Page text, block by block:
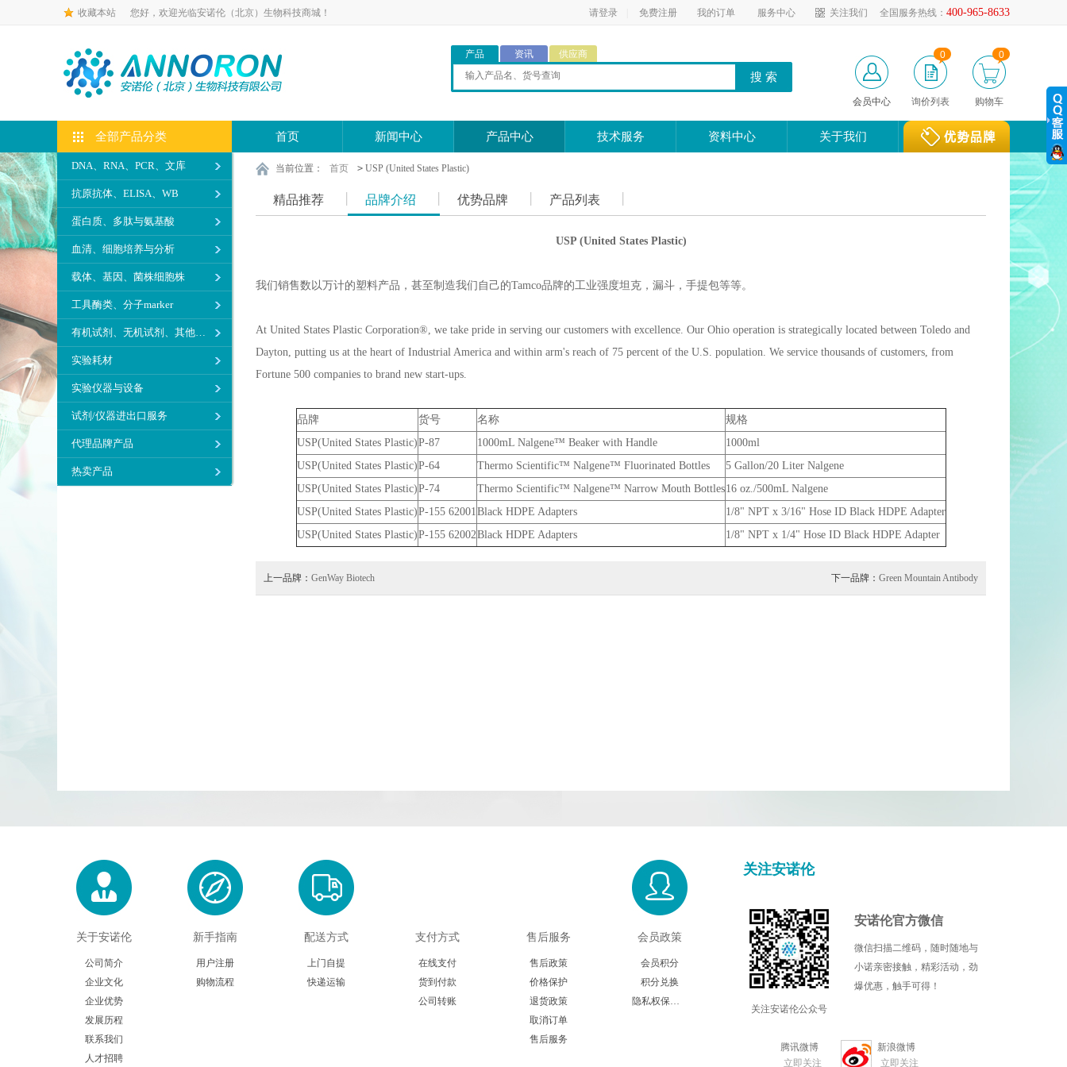
收藏本站 您好，欢迎光临安诺伦（北京）生物科技商城！ 全国服务热线： 400-965-8633
关注我们
服务中心
请登录 免费注册 我的订单
产品 资讯 供应商
会员中心 询价列表
0
购物车
0
全部产品分类
DNA、RNA、PCR、文库
抗原抗体、ELISA、WB
蛋白质、多肽与氨基酸
血清、细胞培养与分析
载体、基因、菌株细胞株
工具酶类、分子marker
有机试剂、无机试剂、其他生化试剂
实验耗材
实验仪器与设备
试剂/仪器进出口服务
代理品牌产品
热卖产品
首页 新闻中心 产品中心 技术服务 资料中心 关于我们
当前位置： 首页 > USP (United States Plastic)
精品推荐 品牌介绍 优势品牌 产品列表
USP (United States Plastic)
我们销售数以万计的塑料产品，甚至制造我们自己的Tamco品牌的工业强度坦克，漏斗，手提包等等。
At United States Plastic Corporation®, we take pride in serving our customers with excellence. Our Ohio operation is strategically located between Toledo and
Dayton, putting us at the heart of Industrial America and within arm's reach of 75 percent of the U.S. population. We service thousands of customers, from
Fortune 500 companies to brand new start-ups.
品牌 货号 名称
规格
USP(United States Plastic)P-87 1000mL Nalgene™ Beaker with Handle
1000ml
USP(United States Plastic)P-64 Thermo Scientific™ Nalgene™ Fluorinated Bottles
5 Gallon/20 Liter Nalgene
USP(United States Plastic)P-74 Thermo Scientific™ Nalgene™ Narrow Mouth Bottles16 oz./500mL Nalgene
USP(United States Plastic)P-155 62001Black HDPE Adapters
1/8" NPT x 3/16" Hose ID Black HDPE Adapter
USP(United States Plastic)P-155 62002Black HDPE Adapters 1/8" NPT x 1/4" Hose ID Black HDPE Adapter
上一品牌： GenWay Biotech 下一品牌： Green Mountain Antibody
关于安诺伦
公司简介
企业文化
企业优势
发展历程
联系我们
人才招聘
新手指南
用户注册
购物流程
配送方式
上门自提
快递运输
支付方式
在线支付
货到付款
公司转账
售后服务
售后政策
价格保护
退货政策
取消订单
售后服务
会员政策
会员积分
积分兑换
隐私权保护声明
关注安诺伦
关注安诺伦公众号
安诺伦官方微信
微信扫描二维码，随时随地与
小诺亲密接触，精彩活动，劲
爆优惠，触手可得！
腾讯微博
立即关注
新浪微博
立即关注